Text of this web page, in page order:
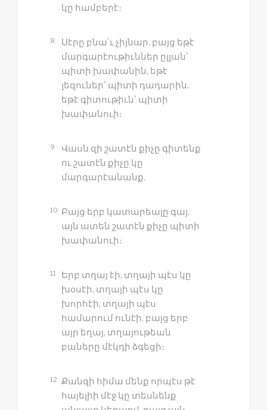
կը համբերէ։
8
Սէրը բնա՛ւ չիյնար. բայց եթէ
մարգարէութիւններ ըլլան՝
պիտի խափանին, եթէ
լեզուներ՝ պիտի դադարին,
եթէ գիտութիւն՝ պիտի
խափանուի։
9
Վասն զի շատէն քիչը գիտենք
ու շատէն քիչը կը
մարգարէանանք.
10 Բայց երբ կատարեալը գայ,
այն ատեն շատէն քիչը պիտի
խափանուի։
11
Երբ տղայ էի, տղայի պէս կը
խօսէի, տղայի պէս կը
խորհէի, տղայի պէս
համարում ունէի. բայց երբ
այր եղայ, տղայութեան
բաները մէկդի ձգեցի։
12 Քանզի հիմա մենք որպէս թէ
հայելիի մէջ կը տեսնենք